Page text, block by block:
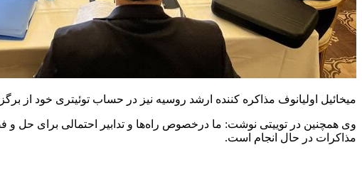
میخائیل اولیانوف مذاکره کننده ارشد روسیه نیز در حساب توئیتری خود از
وی همچنین در توییتی نوشت: ما درخصوص راه‌ها و تدابیر احتمالی برای
مذاکرات در حال انجام است.